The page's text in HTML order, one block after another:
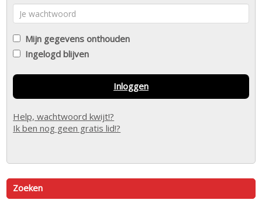
Mijn gegevens onthouden
Ingelogd blijven
Inloggen
Help, wachtwoord kwijt!?
Ik ben nog geen gratis lid!?
Zoeken